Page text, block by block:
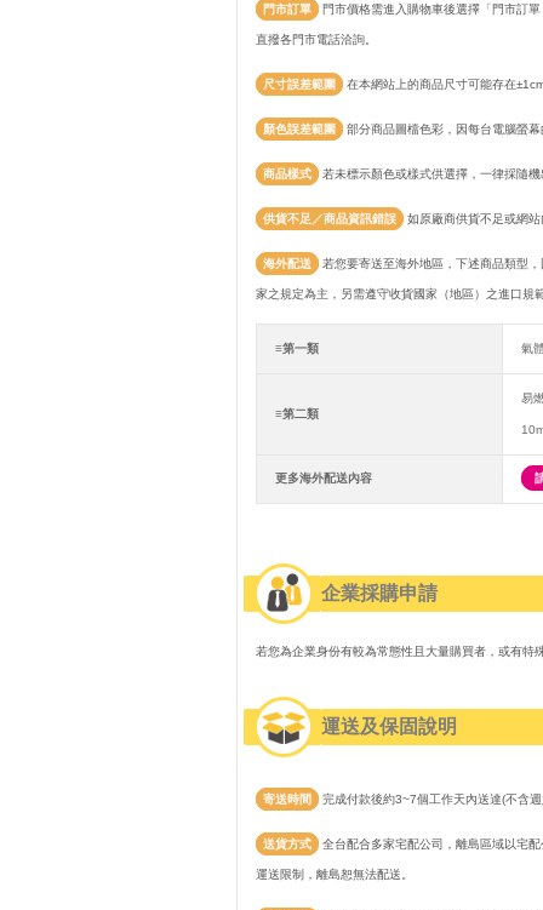
門市訂單 門市價格需進入購物車後選擇「門市訂
直撥各門市電話洽詢。
尺寸誤差範圍 在本網站上的商品尺寸可能存在
顏色誤差範圍 部分商品圖檔色彩，因每台電腦螢
商品樣式 若未標示顏色或樣式供選擇，一律採隨
供貨不足／商品資訊錯誤 如原廠商供貨不足或網
海外配送 若您要寄送至海外地區，下述商品類型
家之規定為主，另需遵守收貨國家（地區）之進口規
≡第一類 氣
≡第二類
易
更多海外配送內容
企業採購申請
若您為企業身份有較為常態性且大量購買者，或有特
運送及保固說明
寄送時間 完成付款後約3~7個工作天內送達(不含
送貨方式 全台配合多家宅配公司，離島區域以宅
運送限制，離島恕無法配送。